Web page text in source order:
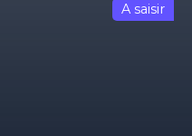
A saisir